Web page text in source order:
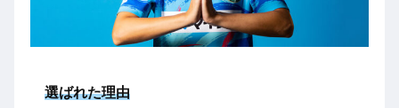
選ばれた理由